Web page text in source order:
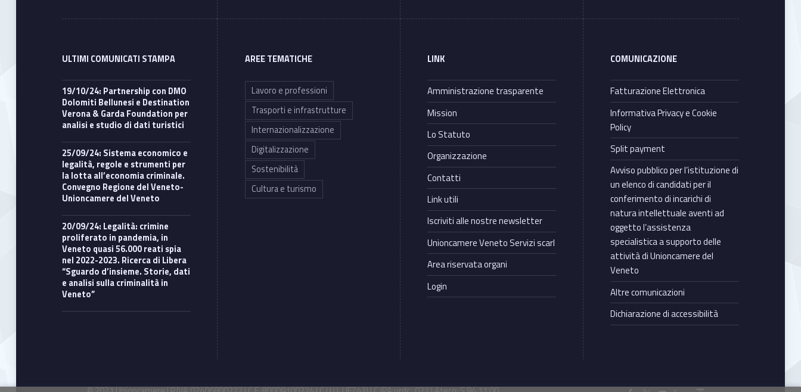
ULTIMI COMUNICATI STAMPA
19/10/24: Partnership con DMO
Dolomiti Bellunesi e Destination
Verona & Garda Foundation per
analisi e studio di dati turistici
25/09/24: Sistema economico e
legalità, regole e strumenti per
la lotta all’economia criminale.
Convegno Regione del Veneto-
Unioncamere del Veneto
20/09/24: Legalità: crimine
proliferato in pandemia, in
Veneto quasi 56.000 reati spia
nel 2022-2023. Ricerca di Libera
“Sguardo d’insieme. Storie, dati
e analisi sulla criminalità in
Veneto”
AREE TEMATICHE
Lavoro e professioni
Trasporti e infrastrutture
Internazionalizzazione
Digitalizzazione
Sostenibilità
Cultura e turismo
LINK
Amministrazione trasparente
Mission
Lo Statuto
Organizzazione
Contatti
Link utili
Iscriviti alle nostre newsletter
Unioncamere Veneto Servizi scarl
Area riservata organi
Login
COMUNICAZIONE
Fatturazione Elettronica
Informativa Privacy e Cookie
Policy
Split payment
Avviso pubblico per l’istituzione di
un elenco di candidati per il
conferimento di incarichi di
natura intellettuale aventi ad
oggetto l’assistenza
specialistica a supporto delle
attività di Unioncamere del
Veneto
Altre comunicazioni
Dichiarazione di accessibilità
Facebook Unioncamere VenetoTwitter Unioncamere VenetoYoutube Unioncamere VenetoLinkedin Unioncamere Veneto Torna in cima ↑